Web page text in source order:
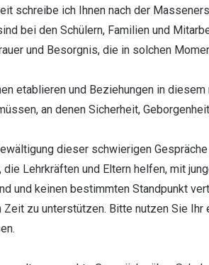
schreibe ich Ihnen nach der
bei den Schülern, Familien und
und Besorgnis, die in solchen
etablieren und Beziehungen in
an denen Sicherheit,
dieser schwierigen
Lehrkräften und Eltern helfen, mit
und keinen bestimmten Standpunkt
zu unterstützen. Bitte nutzen Sie